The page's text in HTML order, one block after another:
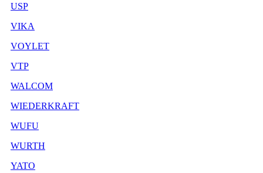
USP
VIKA
VOYLET
VTP
WALCOM
WIEDERKRAFT
WUFU
WURTH
YATO